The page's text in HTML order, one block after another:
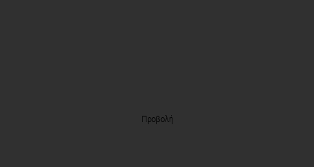
Προβολή